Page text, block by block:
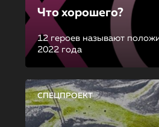
Что хорошего?
12 героев называют
2022 года
СПЕЦПРОЕКТ